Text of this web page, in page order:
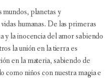
planetas y
humanas. De las primeras
y la inocencia del amor sabiendo
la unión en la tierra es
en la materia, sabiendo de
como niños con nuestra magia e